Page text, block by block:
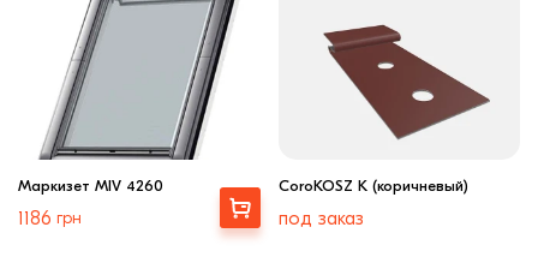
Маркизет MIV 4260
1186 грн
Выбрать
CoroKOSZ K (коричневый)
под заказ